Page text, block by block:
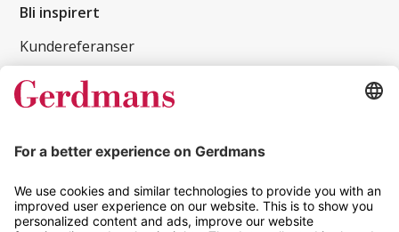
Bli inspirert
Kundereferanser
Magasin
Tips og guider
Kontakt
info@gerdmans.no
67 80 56 20